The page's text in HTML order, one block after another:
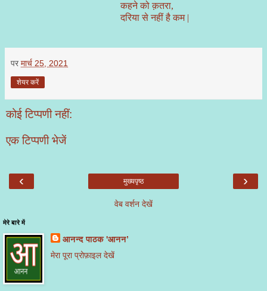
कहने को क़तरा,
दरिया से नहीं है कम |
पर मार्च 25, 2021
शेयर करें
कोई टिप्पणी नहीं:
एक टिप्पणी भेजें
‹ ›
मुख्यपृष्ठ
वेब वर्शन देखें
मेरे बारे में
आनन्द पाठक 'आनन’
मेरा पूरा प्रोफ़ाइल देखें